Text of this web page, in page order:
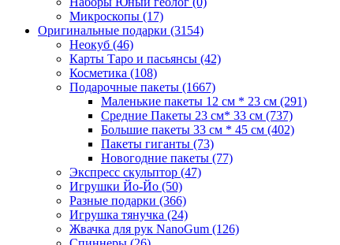
Микроскопы (17)
Оригинальные подарки (3154)
Неокуб (46)
Карты Таро и пасьянсы (42)
Косметика (108)
Подарочные пакеты (1667)
Маленькие пакеты 12 см * 23 см (291)
Средние Пакеты 23 см* 33 см (737)
Большие пакеты 33 см * 45 см (402)
Пакеты гиганты (73)
Новогодние пакеты (77)
Экспресс скульптор (47)
Игрушки Йо-Йо (50)
Разные подарки (366)
Игрушка тянучка (24)
Жвачка для рук NanoGum (126)